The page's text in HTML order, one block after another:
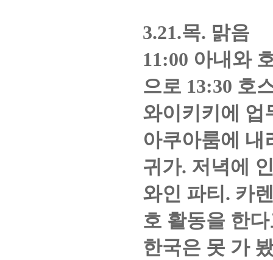
3.21.목. 맑음
11:00 아내와
으로 13:30 호
와이키키에 업
아쿠아룸에
귀가. 저녁에
와인 파티. 카
호 활동을 한
한국은 못 가